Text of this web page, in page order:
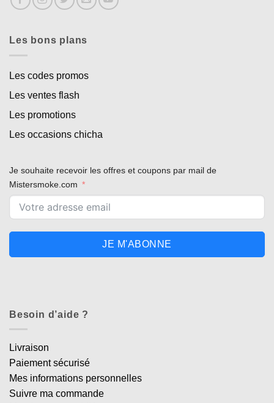
Les bons plans
Les codes promos
Les ventes flash
Les promotions
Les occasions chicha
Je souhaite recevoir les offres et coupons par mail de
Mistersmoke.com
JE M'ABONNE
Besoin d’aide ?
Livraison
Paiement sécurisé
Mes informations personnelles
Suivre ma commande